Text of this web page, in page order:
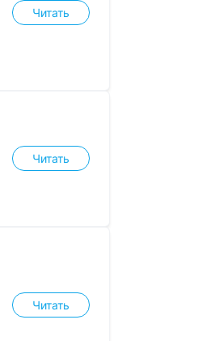
Читать
Читать
Читать